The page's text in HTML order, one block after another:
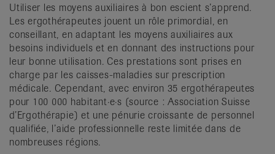
Utiliser les moyens auxiliaires à bon escient s’apprend.
Les ergothérapeutes jouent un rôle primordial, en
conseillant, en adaptant les moyens auxiliaires aux
besoins individuels et en donnant des instructions pour
leur bonne utilisation. Ces prestations sont prises en
charge par les caisses-maladies sur prescription
médicale. Cependant, avec environ 35 ergothérapeutes
pour 100 000 habitant·e·s (source : Association Suisse
d’Ergothérapie) et une pénurie croissante de personnel
qualifiée, l’aide professionnelle reste limitée dans de
nombreuses régions.